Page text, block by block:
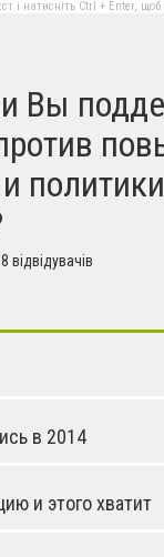
і натисніть Ctrl + Enter,
Вы
в 2014
и этого хватит